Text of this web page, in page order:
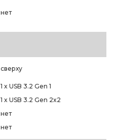
нет
сверху
1 x USB 3.2 Gen 1
1 x USB 3.2 Gen 2x2
нет
нет